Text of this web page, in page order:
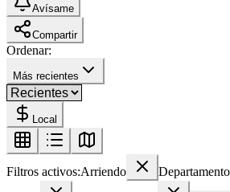
Avísame
Compartir
Ordenar:
Más recientes
Local
Filtros activos:Arriendo Departamento